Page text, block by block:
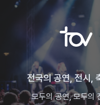
전국의 공연, 전시,
모두의 공연, 모두의